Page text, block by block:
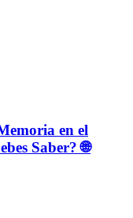
en el
Saber? 🌐